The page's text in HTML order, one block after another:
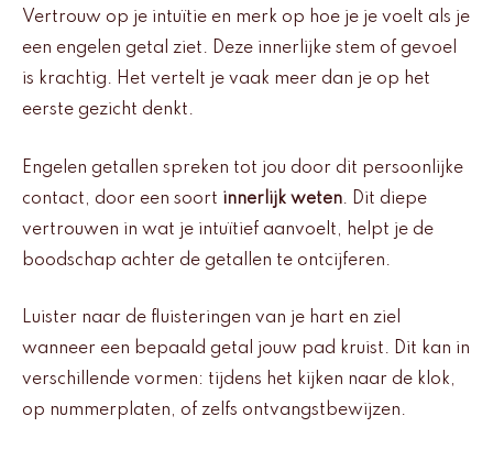
Vertrouw op je intuïtie en merk op hoe je je voelt als je
een engelen getal ziet. Deze innerlijke stem of gevoel
is krachtig. Het vertelt je vaak meer dan je op het
eerste gezicht denkt.
Engelen getallen spreken tot jou door dit persoonlijke
contact, door een soort innerlijk weten. Dit diepe
vertrouwen in wat je intuïtief aanvoelt, helpt je de
boodschap achter de getallen te ontcijferen.
Luister naar de fluisteringen van je hart en ziel
wanneer een bepaald getal jouw pad kruist. Dit kan in
verschillende vormen: tijdens het kijken naar de klok,
op nummerplaten, of zelfs ontvangstbewijzen.